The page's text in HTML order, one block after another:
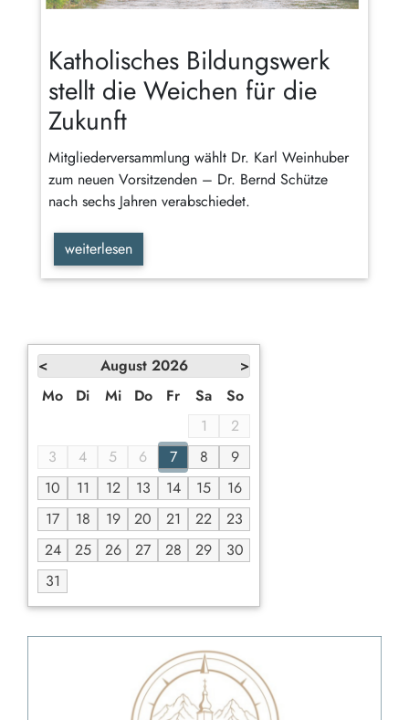
Katholisches Bildungswerk
stellt die Weichen für die
Zukunft
Mitgliederversammlung wählt Dr. Karl Weinhuber
zum neuen Vorsitzenden – Dr. Bernd Schütze
nach sechs Jahren verabschiedet.
weiterlesen
< >
August 2026
Mo
Di Mi Do Fr Sa
So
1
2
3
4 5 6 7 8
9
10
11 12 13 14 15
16
17
18 19 20 21 22
23
24
25 26 27 28 29
30
31